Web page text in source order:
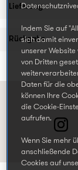
Lieferung
Rückgabe
Indem Sie auf
sich damit
unserer Website
von Dritten
Daten für die
können Ihre
die Cookie-
aufrufen.
Wenn Sie mehr
anschließende
Cookies auf